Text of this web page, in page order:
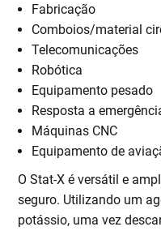
Fabricação
Comboios/material
Telecomunicações
Robótica
Equipamento pesado
Resposta a
Máquinas CNC
Equipamento de
O Stat-X é versátil e
seguro. Utilizando um
potássio, uma vez